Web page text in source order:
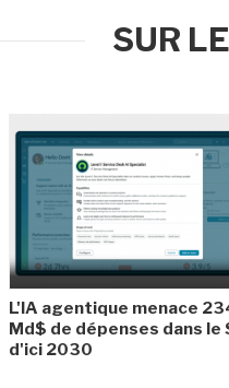
SUR
L'IA agentique menace
Md$ de dépenses dans le
d'ici 2030